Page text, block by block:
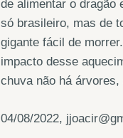
de alimentar o dragão
só brasileiro, mas de
gigante fácil de
impacto desse
chuva não há
04/08/2022,